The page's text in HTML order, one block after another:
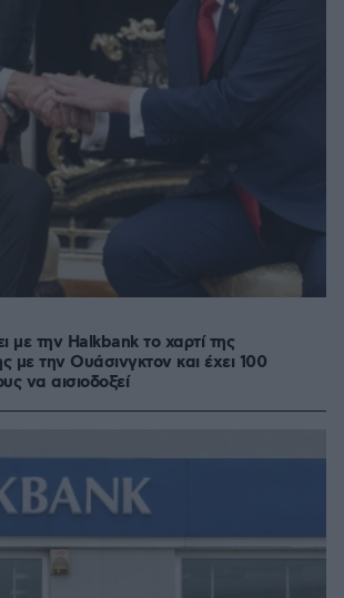
με την Halkbank το χαρτί της
με την Ουάσινγκτον και έχει 100
να αισιοδοξεί